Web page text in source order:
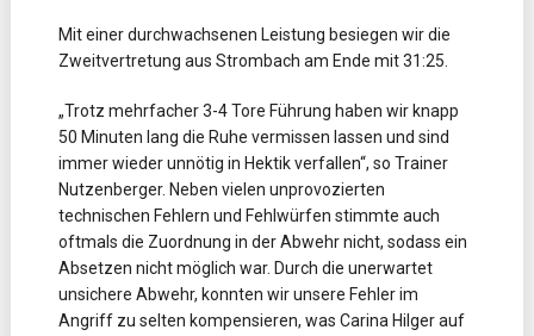
Mit einer durchwachsenen Leistung besiegen wir die
Zweitvertretung aus Strombach am Ende mit 31:25.
„Trotz mehrfacher 3-4 Tore Führung haben wir knapp
50 Minuten lang die Ruhe vermissen lassen und sind
immer wieder unnötig in Hektik verfallen“, so Trainer
Nutzenberger. Neben vielen unprovozierten
technischen Fehlern und Fehlwürfen stimmte auch
oftmals die Zuordnung in der Abwehr nicht, sodass ein
Absetzen nicht möglich war. Durch die unerwartet
unsichere Abwehr, konnten wir unsere Fehler im
Angriff zu selten kompensieren, was Carina Hilger auf